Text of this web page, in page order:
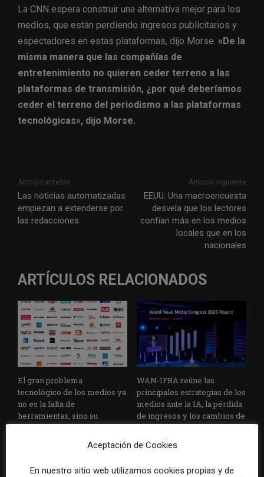
La CNN espera construir una alternativa mejor para los
medios, que están perdiendo ingresos publicitarios y
espectadores en estas plataformas, dijo Morse. «De la
misma manera que las compañías de
entretenimiento no quieren ceder terreno a las
plataformas de transmisión, ¿por qué deberíamos
ceder el terreno del periodismo a las plataformas
tecnológicas», dijo Morse.
Artículo anterior
Las noticias automatizadas
empiezan a extenderse por
las redacciones
Artículo siguiente
EEUU: Una macroencuesta
desvela que los lectores
confían más en los medios
locales que en los
nacionales
ARTÍCULOS RELACIONADOS
El gran problema
tecnológico de los medios ya
no es la falta de
herramientas, sino su
desconexión
WAN-IFRA reúne las
principales estrategias de los
medios ante la IA, la pérdida
de ingresos y los cambios de
consumo
Aceptación de Cookies
En nuestro sitio web utilizamos cookies propias y de